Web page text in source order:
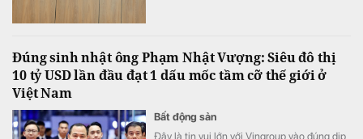
Đúng sinh nhật ông Phạm Nhật Vượng: Siêu đô thị
10 tỷ USD lần đầu đạt 1 dấu mốc tầm cỡ thế giới ở
Việt Nam
Bất động sản
Đây là tin vui lớn với Vingroup vào đúng dịp